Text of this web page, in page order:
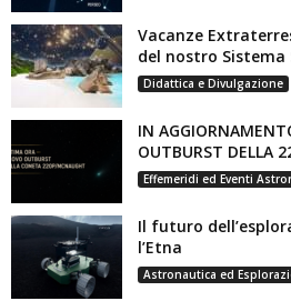
Vacanze
del nostro Sistema
Didattica e Divulgazione
IN
OUTBURST DELLA
Effemeridi ed Eventi
Il futuro
l’Etna
Astronautica ed